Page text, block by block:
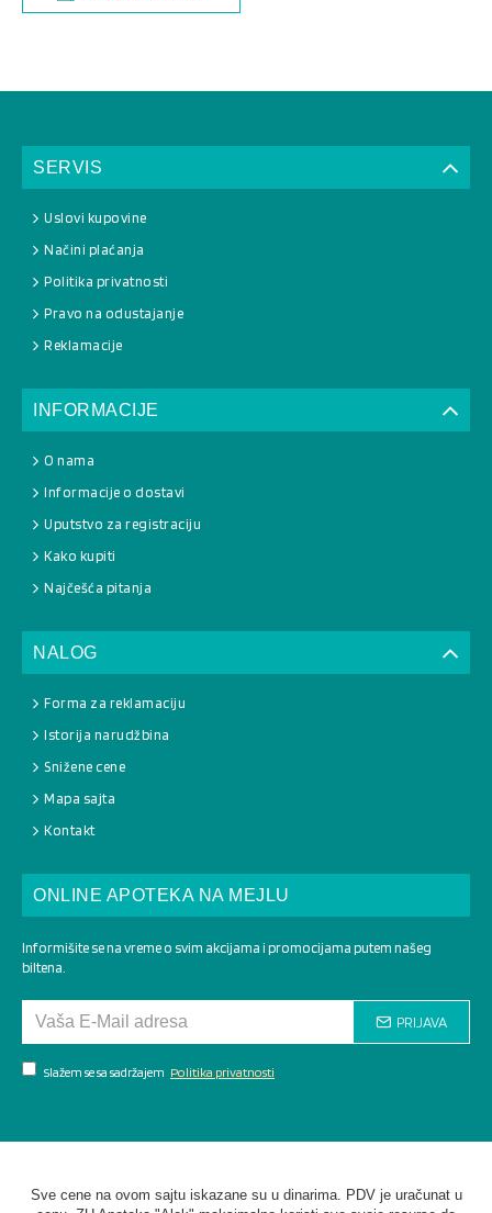
SERVIS
Uslovi kupovine
Načini plaćanja
Politika privatnosti
Pravo na odustajanje
Reklamacije
INFORMACIJE
O nama
Informacije o dostavi
Uputstvo za registraciju
Kako kupiti
Najčešća pitanja
NALOG
Forma za reklamaciju
Istorija narudžbina
Snižene cene
Mapa sajta
Kontakt
ONLINE APOTEKA NA MEJLU
Informišite se na vreme o svim akcijama i promocijama putem našeg
biltena.
PRIJAVA
Slažem se sa sadržajem Politika privatnosti
Sve cene na ovom sajtu iskazane su u dinarima. PDV je uračunat u